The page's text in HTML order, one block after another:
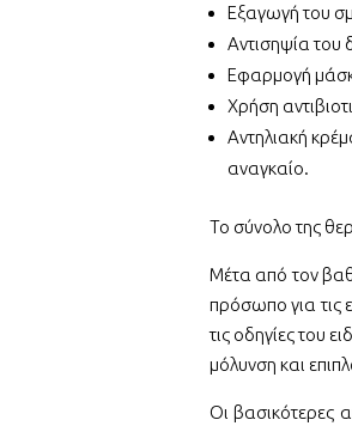
Εξαγωγή του
Αντισηψία του
Εφαρμογή
Χρήση
Αντηλιακή
αναγκαίο.
Το σύνολο της
Μέτα από τον
πρόσωπο για τις
τις οδηγίες του
μόλυνση και
Οι βασικότερες